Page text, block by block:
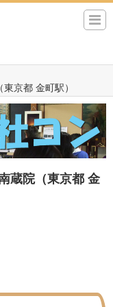
京都 金町駅）
蔵院（東京都 金